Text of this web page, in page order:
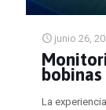
junio 26,
La